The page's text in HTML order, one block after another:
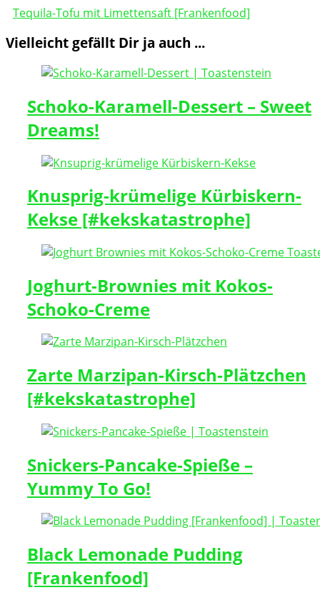
Tequila-Tofu mit Limettensaft [Frankenfood]
Vielleicht gefällt Dir ja auch ...
Schoko-Karamell-Dessert – Sweet
Dreams!
Knusprig-krümelige Kürbiskern-
Kekse [#kekskatastrophe]
Joghurt-Brownies mit Kokos-
Schoko-Creme
Zarte Marzipan-Kirsch-Plätzchen
[#kekskatastrophe]
Snickers-Pancake-Spieße –
Yummy To Go!
Black Lemonade Pudding
[Frankenfood]